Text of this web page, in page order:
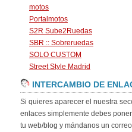
motos
Portalmotos
S2R Sube2Ruedas
SBR :: Sobreruedas
SOLO CUSTOM
Street Style Madrid
INTERCAMBIO DE
Si quieres aparecer el nuestra
enlaces simplemente debes
tu web/blog y mándanos un